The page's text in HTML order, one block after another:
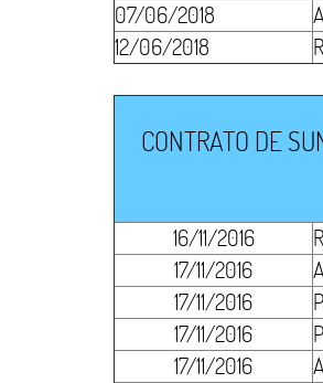
07/06/2018
12/06/2018
CONTRATO DE
16/11/2016
17/11/2016
17/11/2016
17/11/2016
17/11/2016